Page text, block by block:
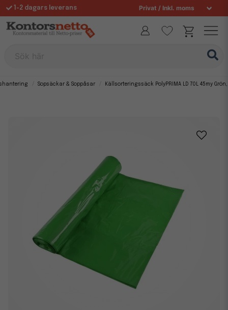
1-2 dagars leverans
Fri frakt över 995 kr
Sopsäckar & Soppåsar Källsorteringssäck PolyPRIMA LD 70L 45my